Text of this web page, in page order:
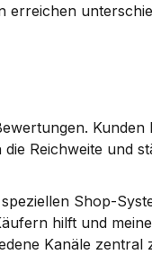
erreichen
Reichweite und
Shop-
hilft und
Kanäle zentral